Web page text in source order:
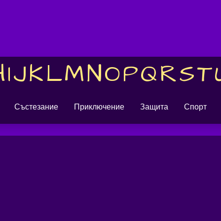
IJKLMNOPQRST
Състезание Приключение Защита Спорт